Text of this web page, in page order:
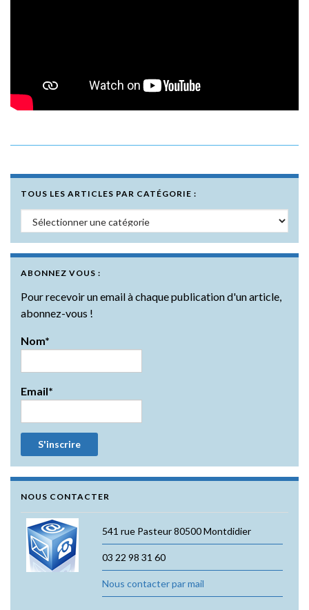
TOUS LES ARTICLES PAR CATÉGORIE :
Tous les articles par catégorie :
ABONNEZ VOUS :
Pour recevoir un email à chaque publication d'un article,
abonnez-vous !
Nom*
Email*
NOUS CONTACTER
541 rue Pasteur 80500 Montdidier
03 22 98 31 60
Nous contacter par mail